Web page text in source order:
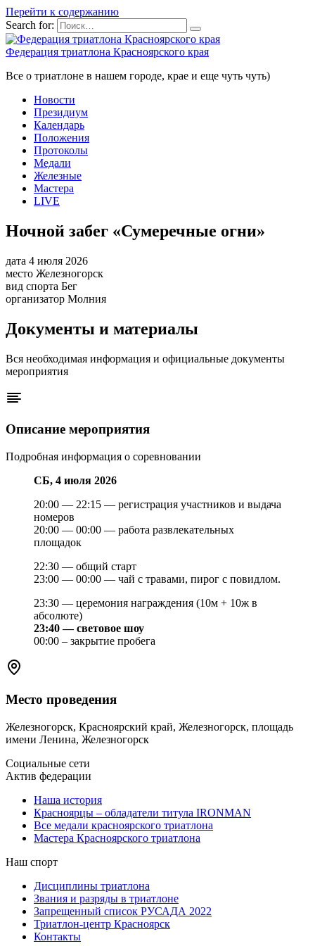
Перейти к содержанию
Search for:
Федерация триатлона Красноярского края
Все о триатлоне в нашем городе, крае и еще чуть чуть)
Новости
Президиум
Календарь
Положения
Протоколы
Медали
Железные
Мастера
LIVE
Ночной забег «Сумеречные огни»
дата 4 июля 2026
место Железногорск
вид спорта Бег
организатор Молния
Документы и материалы
Вся необходимая информация и официальные документы
мероприятия
Описание мероприятия
Подробная информация о соревновании
СБ, 4 июля 2026
20:00 — 22:15 — регистрация участников и выдача
номеров
20:00 — 00:00 — работа развлекательных
площадок
22:30 — общий старт
23:00 — 00:00 — чай с травами, пирог с повидлом.
23:30 — церемония награждения (10м + 10ж в
абсолюте)
23:40 — световое шоу
00:00 – закрытие пробега
Место проведения
Железногорск, Красноярский край, Железногорск, площадь
имени Ленина, Железногорск
Социальные сети
Актив федерации
Наша история
Красноярцы – обладатели титула IRONMAN
Все медали красноярского триатлона
Мастера Красноярского триатлона
Наш спорт
Дисциплины триатлона
Звания и разряды в триатлоне
Запрещенный список РУСАДА 2022
Триатлон-центр Красноярск
Контакты